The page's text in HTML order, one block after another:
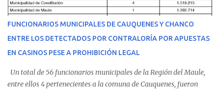
del personal de emergencia terminó falleciendo, sin alcanzar a
recibir atención especializada en el centro de destino. Apenas se
conoció la gravedad de su condición, sus padres —residentes en
Villarrica— se trasladaron a Cauquenes con la esperanza de una
evolución favorable. No obstante, alrededo...
FUNCIONARIOS MUNICIPALES DE CAUQUENES Y CHANCO
ENTRE LOS DETECTADOS POR CONTRALORÍA POR APUESTAS
EN CASINOS PESE A PROHIBICIÓN LEGAL
Un total de 56 funcionarios municipales de la Región del Maule,
entre ellos 4 pertenecientes a la comuna de Cauquenes, fueron